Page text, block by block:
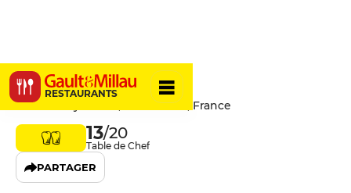
RESTAURANTS
Le Canon
23 Rue Meyerbeer, 06000 Nice, France
13/20
Table de Chef
PARTAGER